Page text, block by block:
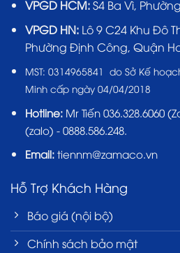
VPGD HCM:S4 Ba Vì,
VPGD HN:Lô 9 C24 Khu Đô
Phường Định Công, Quận
MST: 0314965841 do Sở Kế
Minh cấp ngày 04/04/2018
Hotline: Mr Tiến 036.328.6060
(zalo) - 0888.586.248.
Email:tiennm@zamaco.vn
Hỗ Trợ Khách Hàng
Báo giá (nội bộ)
Chính sách bảo mật